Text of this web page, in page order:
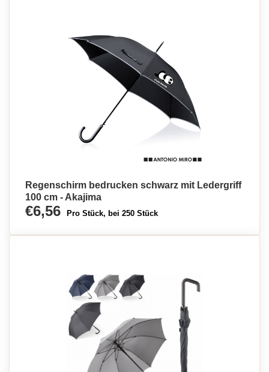
Regenschirm bedrucken schwarz mit Ledergriff
100 cm - Akajima
€6,56 Pro Stück, bei 250 Stück